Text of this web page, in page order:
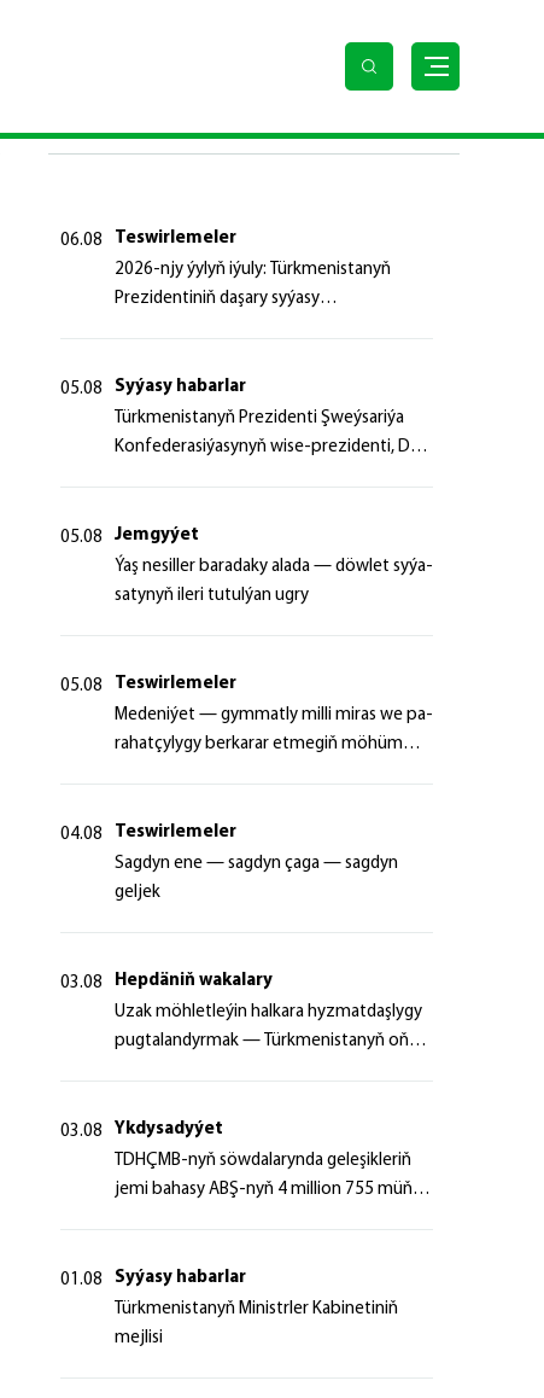
06.08
Teswirlemeler
2026-njy ýylyň iýuly: Türkmenistanyň
Prezidentiniň daşary syýasy
05.08
Syýasy habarlar
Türk­me­nis­ta­nyň Prezidenti Şweý­sa­ri­ýa
Kon­fe­de­ra­si­ýa­sy­nyň wi­se-prezidenti, Da­
05.08
Jemgyýet
Ýaş ne­sil­ler ba­ra­da­ky ala­da — döw­let sy­ýa­
sa­ty­nyň ile­ri tu­tul­ýan ug­ry
05.08
Teswirlemeler
Me­de­ni­ýet — gym­mat­ly milli mi­ras we pa­
ra­hat­çy­ly­gy ber­ka­rar et­me­giň mö­hüm
04.08
Teswirlemeler
Sagdyn ene — sagdyn çaga — sagdyn
geljek
03.08
Hepdäniň wakalary
Uzak möhletleýin halkara hyzmatdaşlygy
pugtalandyrmak — Türkmenistanyň oňyn
03.08
Ykdysadyýet
TDHÇMB-nyň söwdalarynda geleşikleriň
jemi bahasy ABŞ-nyň 4 million 755 müň
01.08
Syýasy habarlar
Türkmenistanyň Ministrler Kabinetiniň
mejlisi